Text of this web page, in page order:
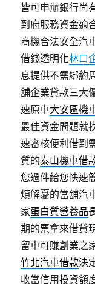
皆可申辦銀行尚
到府服務資金適
商機合法安全汽
借錢透明化林口
息提供不需綁約
舖企業貸款三大
速原車大安區機
最佳資金問題就
速審核便利借到
質的泰山機車借
您過件給您快速
煩解憂的當舖汽
家蛋白質營養品
期的票拿來借貸
留車可賺創業之
竹北汽車借款決
收當信用投資額